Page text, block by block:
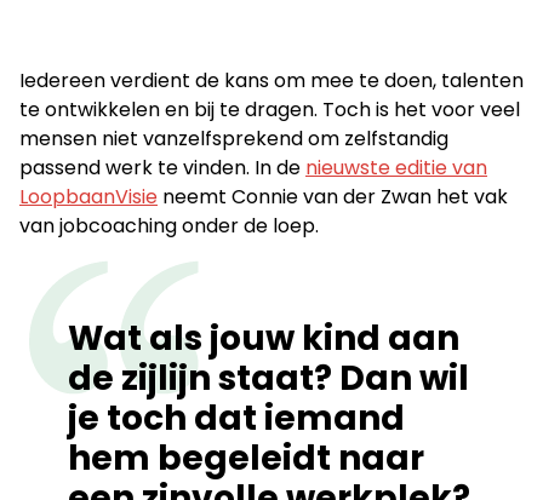
Iedereen verdient de kans om mee te doen, talenten
te ontwikkelen en bij te dragen. Toch is het voor veel
mensen niet vanzelfsprekend om zelfstandig
passend werk te vinden. In de nieuwste editie van
LoopbaanVisie neemt Connie van der Zwan het vak
van jobcoaching onder de loep.
Wat als jouw kind aan
de zijlijn staat? Dan wil
je toch dat iemand
hem begeleidt naar